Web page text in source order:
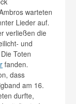
warteten
Lieder auf.
verließen die
und
Toten
fanden.
dass
am 16.
durfte,